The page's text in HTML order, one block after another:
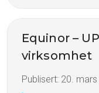
Equinor –
virksomhet
Publisert: 20.